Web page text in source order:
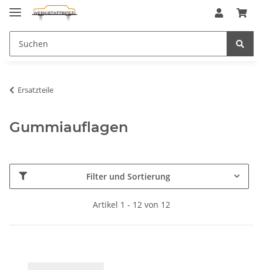
Ersatzteile
Gummiauflagen
Filter und Sortierung
Artikel 1 - 12 von 12